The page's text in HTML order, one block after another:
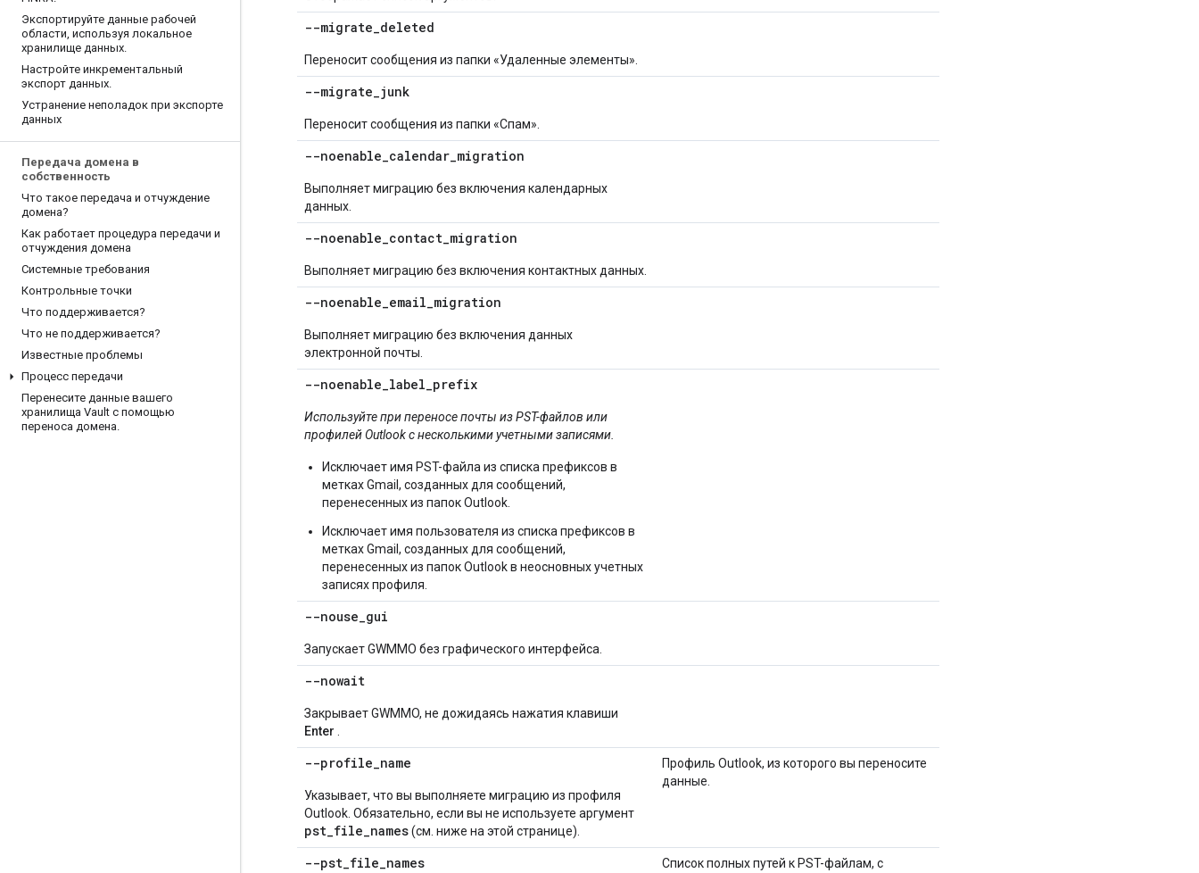
Экспортируйте данные рабочей
области, используя локальное
хранилище данных.
Настройте инкрементальный
экспорт данных.
Устранение неполадок при экспорте
данных
Передача домена в
собственность
Что такое передача и отчуждение
домена?
Как работает процедура передачи и
отчуждения домена
Системные требования
Контрольные точки
Что поддерживается?
Что не поддерживается?
Известные проблемы
Процесс передачи
Перенесите данные вашего
хранилища Vault с помощью
переноса домена.
--migrate_deleted
Переносит сообщения из папки «Удаленные элементы».
--migrate_junk
Переносит сообщения из папки «Спам».
--noenable_calendar_migration
Выполняет миграцию без включения календарных
данных.
--noenable_contact_migration
Выполняет миграцию без включения контактных данных.
--noenable_email_migration
Выполняет миграцию без включения данных
электронной почты.
--noenable_label_prefix
Используйте при переносе почты из PST-файлов или
профилей Outlook с несколькими учетными записями.
Исключает имя PST-файла из списка префиксов в
метках Gmail, созданных для сообщений,
перенесенных из папок Outlook.
Исключает имя пользователя из списка префиксов в
метках Gmail, созданных для сообщений,
перенесенных из папок Outlook в неосновных учетных
записях профиля.
--nouse_gui
Запускает GWMMO без графического интерфейса.
--nowait
Закрывает GWMMO, не дожидаясь нажатия клавиши
Enter
--profile_name
Указывает, что вы выполняете миграцию из профиля
Outlook. Обязательно, если вы не используете аргумент
pst_file_names(см. ниже на этой странице).
Профиль Outlook, из которого вы переносите
данные.
--pst_file_names
Список полных путей к PST-файлам, с